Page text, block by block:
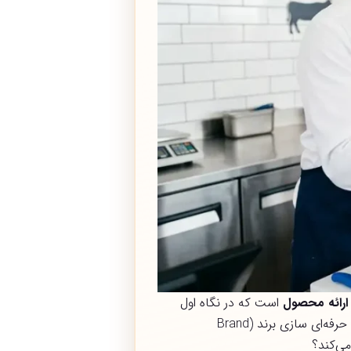
محصول است که در نگاه اول
مشتری را میخکوب می‌کند. استفاده از بسته‌بندی وکیوم فراتر از یک تکنیک نگهداری، یک استراتژی قدرتمند برای حرفه‌ای سازی برند (Brand